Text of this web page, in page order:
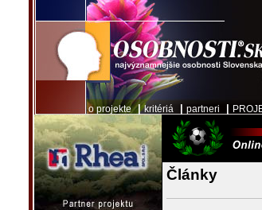
o projekte|kritériá partneri
Články